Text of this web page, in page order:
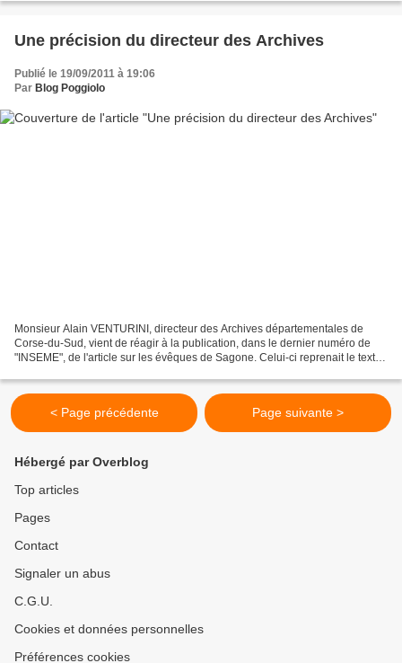
Une précision du directeur des Archives
Publié le 19/09/2011 à 19:06
Par Blog Poggiolo
Monsieur Alain VENTURINI, directeur des Archives départementales de
Corse-du-Sud, vient de réagir à la publication, dans le dernier numéro de
"INSEME", de l'article sur les évêques de Sagone. Celui-ci reprenait le texte
< Page précédente Page suivante >
Hébergé par Overblog
Top articles
Pages
Contact
Signaler un abus
C.G.U.
Cookies et données personnelles
Préférences cookies